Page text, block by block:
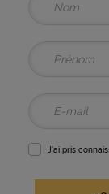
J'ai pris